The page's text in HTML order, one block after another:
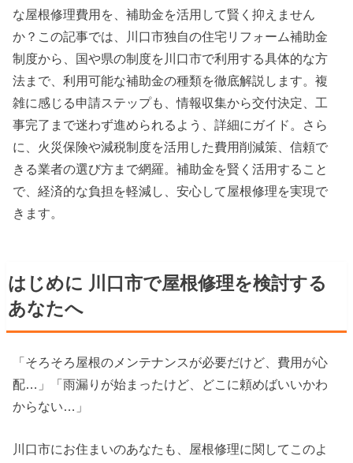
な屋根修理費用を、補助金を活用して賢く抑えません
か？この記事では、川口市独自の住宅リフォーム補助金
制度から、国や県の制度を川口市で利用する具体的な方
法まで、利用可能な補助金の種類を徹底解説します。複
雑に感じる申請ステップも、情報収集から交付決定、工
事完了まで迷わず進められるよう、詳細にガイド。さら
に、火災保険や減税制度を活用した費用削減策、信頼で
きる業者の選び方まで網羅。補助金を賢く活用すること
で、経済的な負担を軽減し、安心して屋根修理を実現で
きます。
はじめに 川口市で屋根修理を検討する
あなたへ
「そろそろ屋根のメンテナンスが必要だけど、費用が心
配…」「雨漏りが始まったけど、どこに頼めばいいかわ
からない…」
川口市にお住まいのあなたも、屋根修理に関してこのよ